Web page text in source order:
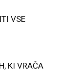
VSE
KI VRAČA